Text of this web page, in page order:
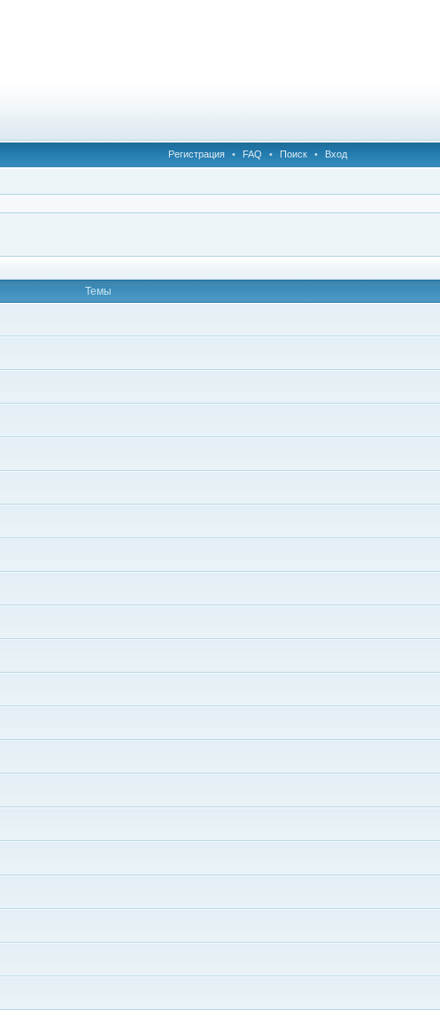
Регистрация • FAQ • Поиск • Вход
Темы